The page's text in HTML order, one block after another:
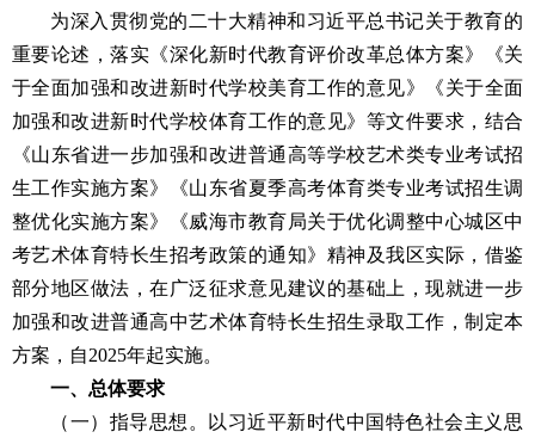
为深入贯彻党的二十大精神和习近平总书记关于教育的
重要论述，落实《深化新时代教育评价改革总体方案》《关
于全面加强和改进新时代学校美育工作的意见》《关于全面
加强和改进新时代学校体育工作的意见》等文件要求，结合
《山东省进一步加强和改进普通高等学校艺术类专业考试招
生工作实施方案》《山东省夏季高考体育类专业考试招生调
整优化实施方案》《威海市教育局关于优化调整中心城区中
考艺术体育特长生招考政策的通知》精神及我区实际，借鉴
部分地区做法，在广泛征求意见建议的基础上，现就进一步
加强和改进普通高中艺术体育特长生招生录取工作，制定本
方案，自2025年起实施。
一、总体要求
（一）指导思想。以习近平新时代中国特色社会主义思